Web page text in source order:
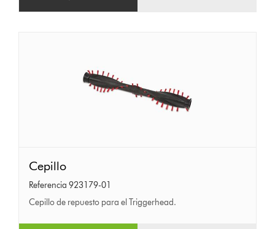
Cepillo
Referencia 923179-01
Cepillo de repuesto para el Triggerhead.